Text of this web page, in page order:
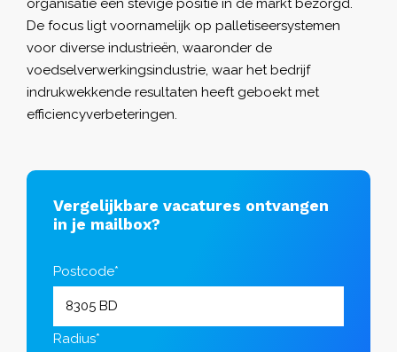
organisatie een stevige positie in de markt bezorgd.
De focus ligt voornamelijk op palletiseersystemen
voor diverse industrieën, waaronder de
voedselverwerkingsindustrie, waar het bedrijf
indrukwekkende resultaten heeft geboekt met
efficiencyverbeteringen.
Vergelijkbare vacatures ontvangen
in je mailbox?
Postcode*
Radius*